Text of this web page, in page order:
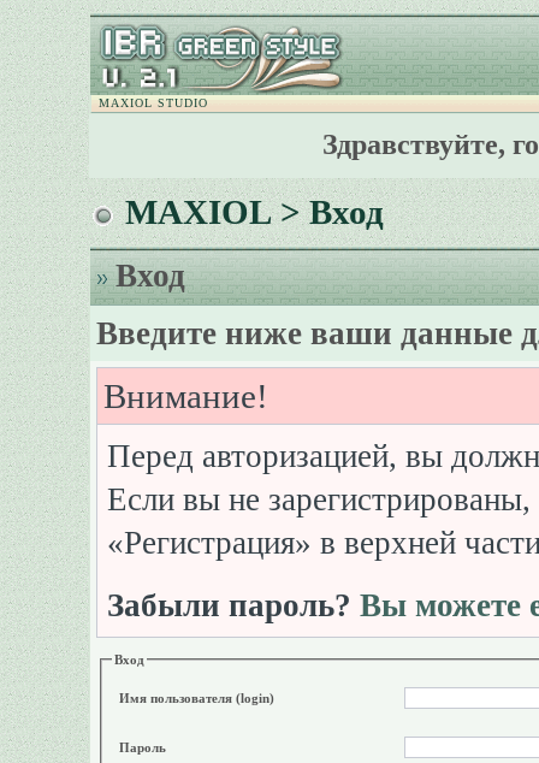
MAXIOL STUDIO
Здравствуйте,
MAXIOL> Вход
Вход
Введите ниже ваши данные
Внимание!
Перед авторизацией, вы
Если вы не
«Регистрация» в верхней
Забыли пароль? Вы можете
Вход
Имя пользователя (login)
Пароль